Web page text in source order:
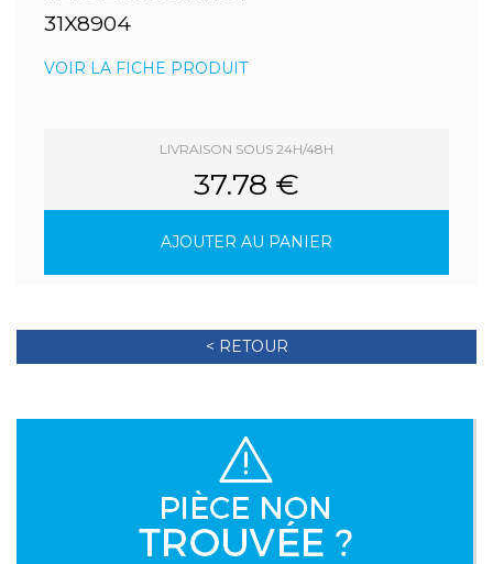
31X8904
VOIR LA FICHE PRODUIT
LIVRAISON SOUS 24H/48H
37.78 €
AJOUTER AU PANIER
< RETOUR